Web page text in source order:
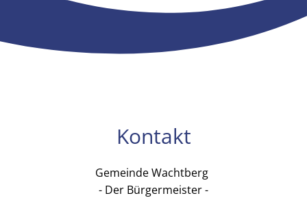
Kontakt
Gemeinde Wachtberg
- Der Bürgermeister -